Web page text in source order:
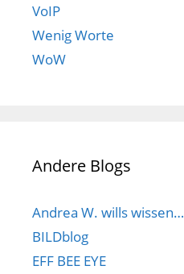
VoIP
Wenig Worte
WoW
Andere Blogs
Andrea W. wills wissen…
BILDblog
EFF BEE EYE